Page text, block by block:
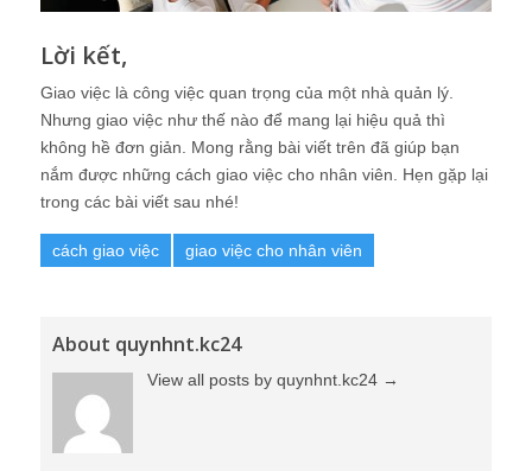
Lời kết,
Giao việc là công việc quan trọng của một nhà quản lý.
Nhưng giao việc như thế nào để mang lại hiệu quả thì
không hề đơn giản. Mong rằng bài viết trên đã giúp bạn
nắm được những cách giao việc cho nhân viên. Hẹn gặp lại
trong các bài viết sau nhé!
cách giao việc giao việc cho nhân viên
About quynhnt.kc24
View all posts by quynhnt.kc24 →